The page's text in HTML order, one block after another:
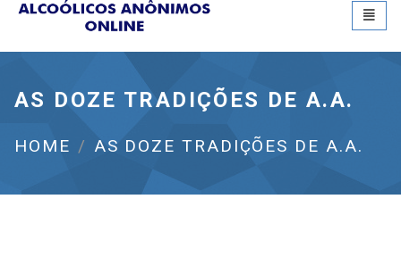
Alcoólicos AnônimosToggle
AS DOZE TRADIÇÕES DE A.A.
HOME AS DOZE TRADIÇÕES DE A.A.